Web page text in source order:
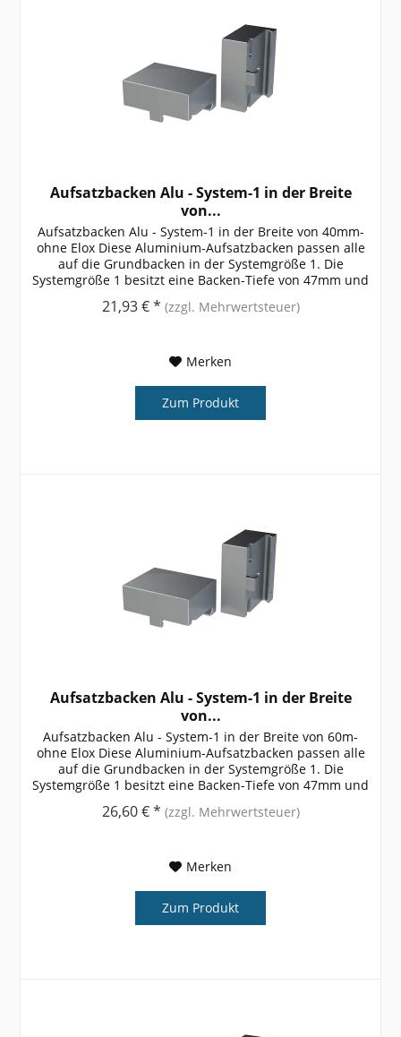
Aufsatzbacken Alu - System-1 in der Breite
von...
Aufsatzbacken Alu - System-1 in der Breite von 40mm-
ohne Elox Diese Aluminium-Aufsatzbacken passen alle
auf die Grundbacken in der Systemgröße 1. Die
Systemgröße 1 besitzt eine Backen-Tiefe von 47mm und
ist somit für sehr kleine...
21,93 € * (zzgl. Mehrwertsteuer)
Merken
Zum Produkt
Aufsatzbacken Alu - System-1 in der Breite
von...
Aufsatzbacken Alu - System-1 in der Breite von 60m-
ohne Elox Diese Aluminium-Aufsatzbacken passen alle
auf die Grundbacken in der Systemgröße 1. Die
Systemgröße 1 besitzt eine Backen-Tiefe von 47mm und
ist somit für sehr kleine...
26,60 € * (zzgl. Mehrwertsteuer)
Merken
Zum Produkt